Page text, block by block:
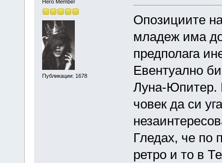
Hero Member
Публикации: 1678
Опозициите
младеж има
предполага
Евентуално
Луна-Юпитер.
човек да си
Гледах, че по
ретро и то в